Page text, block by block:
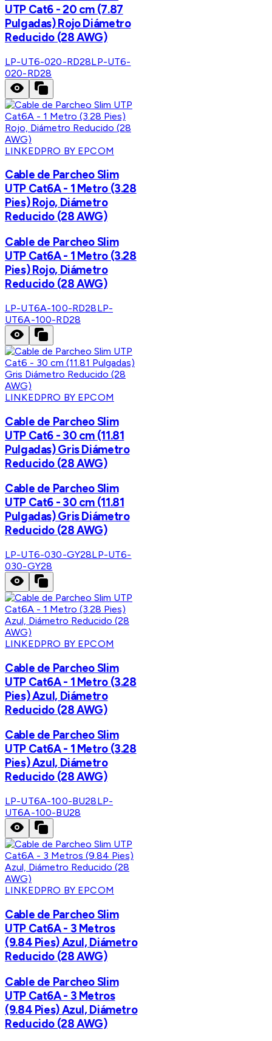
UTP Cat6 - 20 cm (7.87
Pulgadas) Rojo Diámetro
Reducido (28 AWG)
LP-UT6-020-RD28LP-UT6-
020-RD28
LINKEDPRO BY EPCOM
Cable de Parcheo Slim
UTP Cat6A - 1 Metro (3.28
Pies) Rojo, Diámetro
Reducido (28 AWG)
Cable de Parcheo Slim
UTP Cat6A - 1 Metro (3.28
Pies) Rojo, Diámetro
Reducido (28 AWG)
LP-UT6A-100-RD28LP-
UT6A-100-RD28
LINKEDPRO BY EPCOM
Cable de Parcheo Slim
UTP Cat6 - 30 cm (11.81
Pulgadas) Gris Diámetro
Reducido (28 AWG)
Cable de Parcheo Slim
UTP Cat6 - 30 cm (11.81
Pulgadas) Gris Diámetro
Reducido (28 AWG)
LP-UT6-030-GY28LP-UT6-
030-GY28
LINKEDPRO BY EPCOM
Cable de Parcheo Slim
UTP Cat6A - 1 Metro (3.28
Pies) Azul, Diámetro
Reducido (28 AWG)
Cable de Parcheo Slim
UTP Cat6A - 1 Metro (3.28
Pies) Azul, Diámetro
Reducido (28 AWG)
LP-UT6A-100-BU28LP-
UT6A-100-BU28
LINKEDPRO BY EPCOM
Cable de Parcheo Slim
UTP Cat6A - 3 Metros
(9.84 Pies) Azul, Diámetro
Reducido (28 AWG)
Cable de Parcheo Slim
UTP Cat6A - 3 Metros
(9.84 Pies) Azul, Diámetro
Reducido (28 AWG)